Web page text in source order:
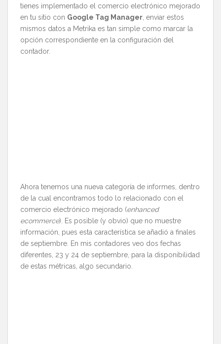
tienes implementado el comercio electrónico mejorado
en tu sitio con Google Tag Manager , enviar estos
mismos datos a Metrika es tan simple como marcar la
opción correspondiente en la configuración del
contador.
Ahora tenemos una nueva categoría de informes, dentro
de la cual encontramos todo lo relacionado con el
comercio electrónico mejorado (enhanced
ecommerce). Es posible (y obvio) que no muestre
información, pues esta característica se añadió a finales
de septiembre. En mis contadores veo dos fechas
diferentes, 23 y 24 de septiembre, para la disponibilidad
de estas métricas, algo secundario.